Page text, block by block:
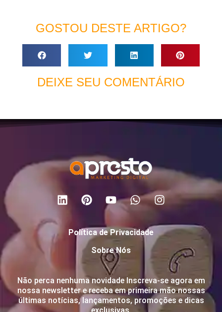
GOSTOU DESTE ARTIGO?
DEIXE SEU COMENTÁRIO
Política de Privacidade
Sobre Nós
Não perca nenhuma novidade Inscreva-se agora em
nossa newsletter e receba em primeira mão nossas
últimas notícias, lançamentos, promoções e dicas